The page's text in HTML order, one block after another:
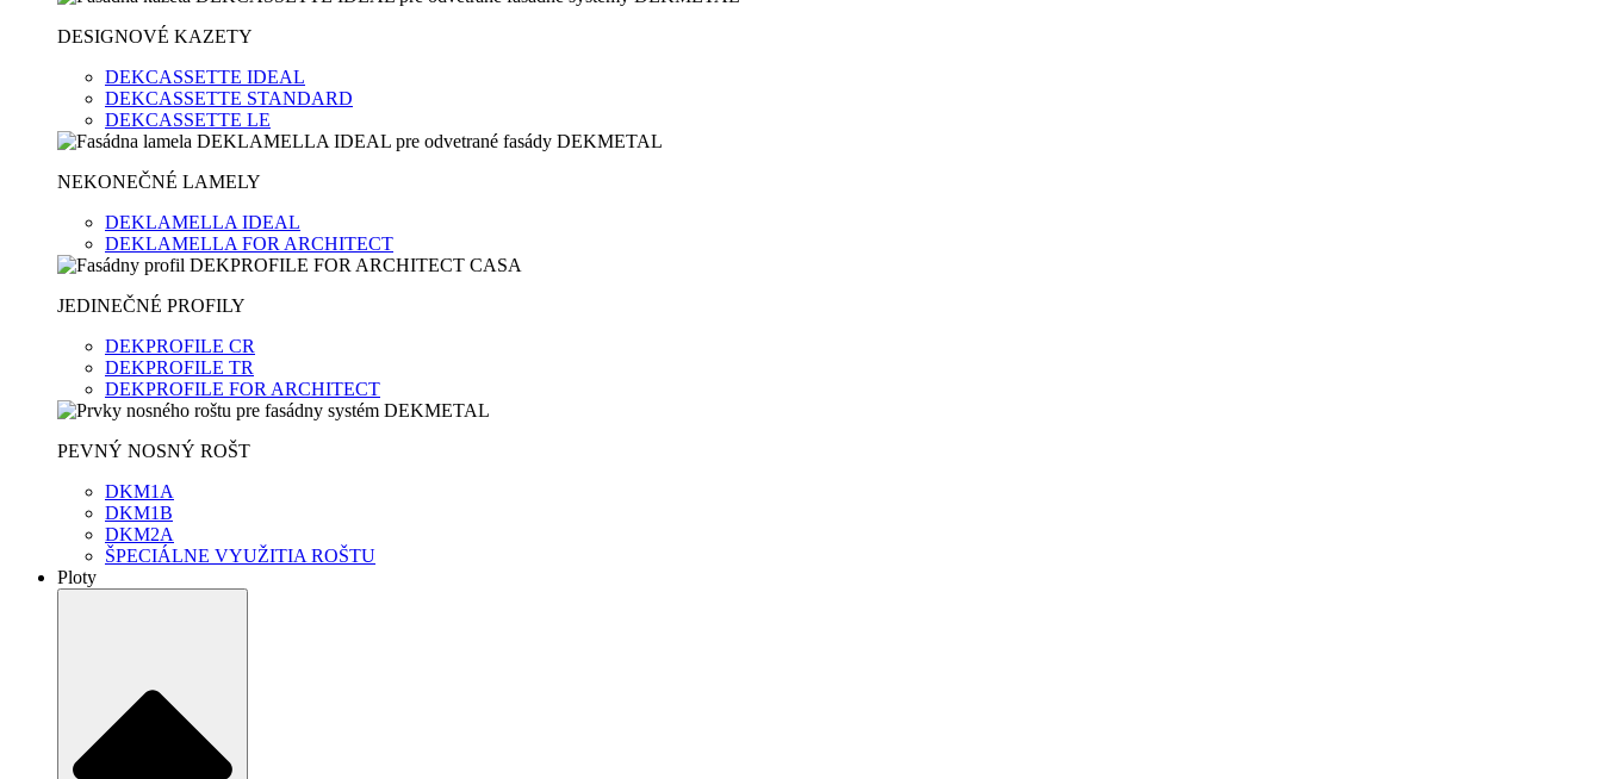
DESIGNOVÉ KAZETY
DEKCASSETTE IDEAL
DEKCASSETTE STANDARD
DEKCASSETTE LE
NEKONEČNÉ LAMELY
DEKLAMELLA IDEAL
DEKLAMELLA FOR ARCHITECT
JEDINEČNÉ PROFILY
DEKPROFILE CR
DEKPROFILE TR
DEKPROFILE FOR ARCHITECT
PEVNÝ NOSNÝ ROŠT
DKM1A
DKM1B
DKM2A
ŠPECIÁLNE VYUŽITIA ROŠTU
Ploty